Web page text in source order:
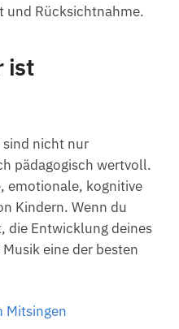
und Rücksichtnahme.
ist
sind nicht nur
pädagogisch wertvoll.
emotionale, kognitive
Kindern. Wenn du
die Entwicklung deines
eine der besten
Mitsingen